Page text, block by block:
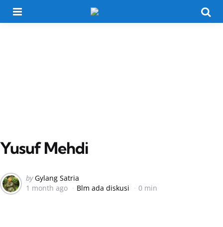
Yusuf Mehdi
Posted
by
by Gylang Satria
1 month ago
Blm ada diskusi 0 min